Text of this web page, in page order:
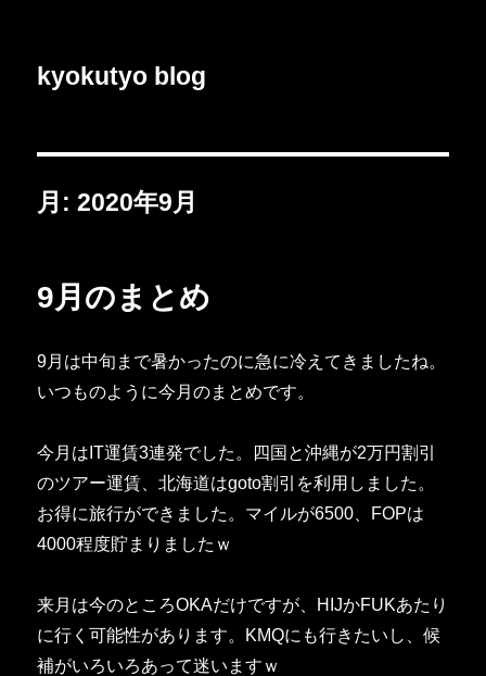
kyokutyo blog
月:2020年9月
9月のまとめ
9月は中旬まで暑かったのに急に冷えてきましたね。
いつものように今月のまとめです。
今月はIT運賃3連発でした。四国と沖縄が2万円割引
のツアー運賃、北海道はgoto割引を利用しました。
お得に旅行ができました。マイルが6500、FOPは
4000程度貯まりましたｗ
来月は今のところOKAだけですが、HIJかFUKあたり
に行く可能性があります。KMQにも行きたいし、候
補がいろいろあって迷いますｗ